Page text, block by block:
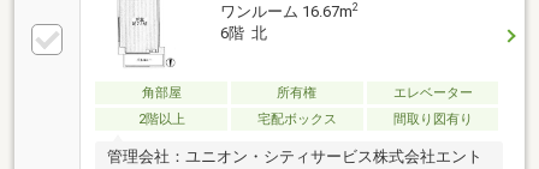
ワンルーム 16.67m2
6階 北
角部屋 所有権
エレベーター
2階以上
宅配ボックス 間取り図有り
管理会社：ユニオン・シティサービス株式会社エント